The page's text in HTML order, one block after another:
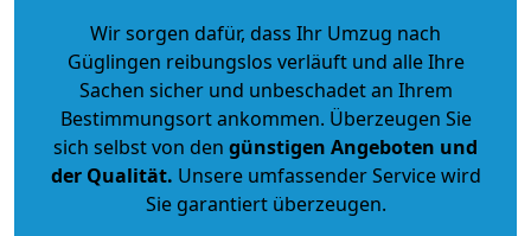
Wir sorgen dafür, dass Ihr Umzug nach
Güglingen reibungslos verläuft und alle Ihre
Sachen sicher und unbeschadet an Ihrem
Bestimmungsort ankommen. Überzeugen Sie
sich selbst von den günstigen Angeboten und
der Qualität. Unsere umfassender Service wird
Sie garantiert überzeugen.